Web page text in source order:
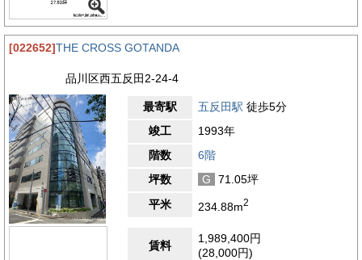
[022652]THE CROSS GOTANDA
品川区西五反田2-24-4
最寄駅 五反田駅 徒歩5分
竣工
1993年
階数
6階
坪数
G
71.05坪
平米
234.88m2
賃料
1,989,400円
(28,000円)